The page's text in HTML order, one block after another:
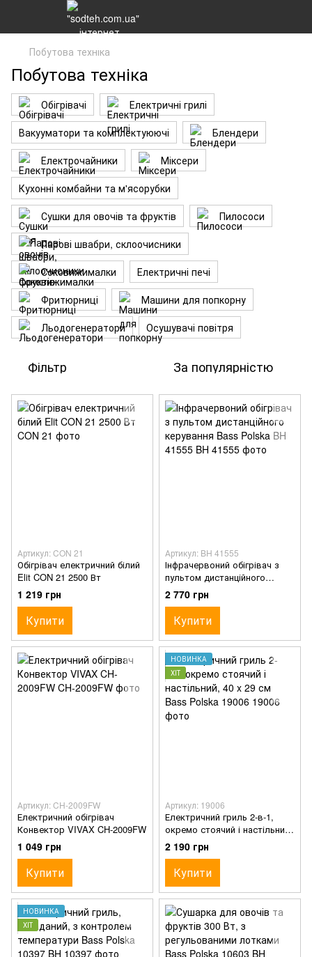
Побутова техніка
Побутова техніка
Обігрівачі
Електричні грилі
Вакууматори та комплектуюючі
Блендери
Електрочайники
Міксери
Кухонні комбайни та м'ясорубки
Сушки для овочів та фруктів
Пилососи
Парові швабри, склоочисники
Соковижималки
Електричні печі
Фритюрниці
Машини для попкорну
Льодогенератори
Осушувачі повітря
Фільтр За популярністю
Артикул: CON 21
Обігрівач електричний білий
Elit CON 21 2500 Вт
1 219 грн
Купити
Артикул: BH 41555
Інфрачервоний обігрівач з
пультом дистанційного
керування Bass Polska BH
41555
2 770 грн
Купити
Артикул: CH-2009FW
Електричний обігрівач
Конвектор VIVAX CH-2009FW
1 049 грн
Купити
НОВИНКА
ХІТ
Артикул: 19006
Електричний гриль 2-в-1,
окремо стоячий і настільний,
40 x 29 см Bass Polska 19006
2 190 грн
Купити
НОВИНКА
ХІТ